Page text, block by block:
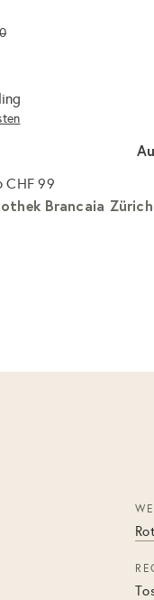
CHF 99
Brancaia Zürich